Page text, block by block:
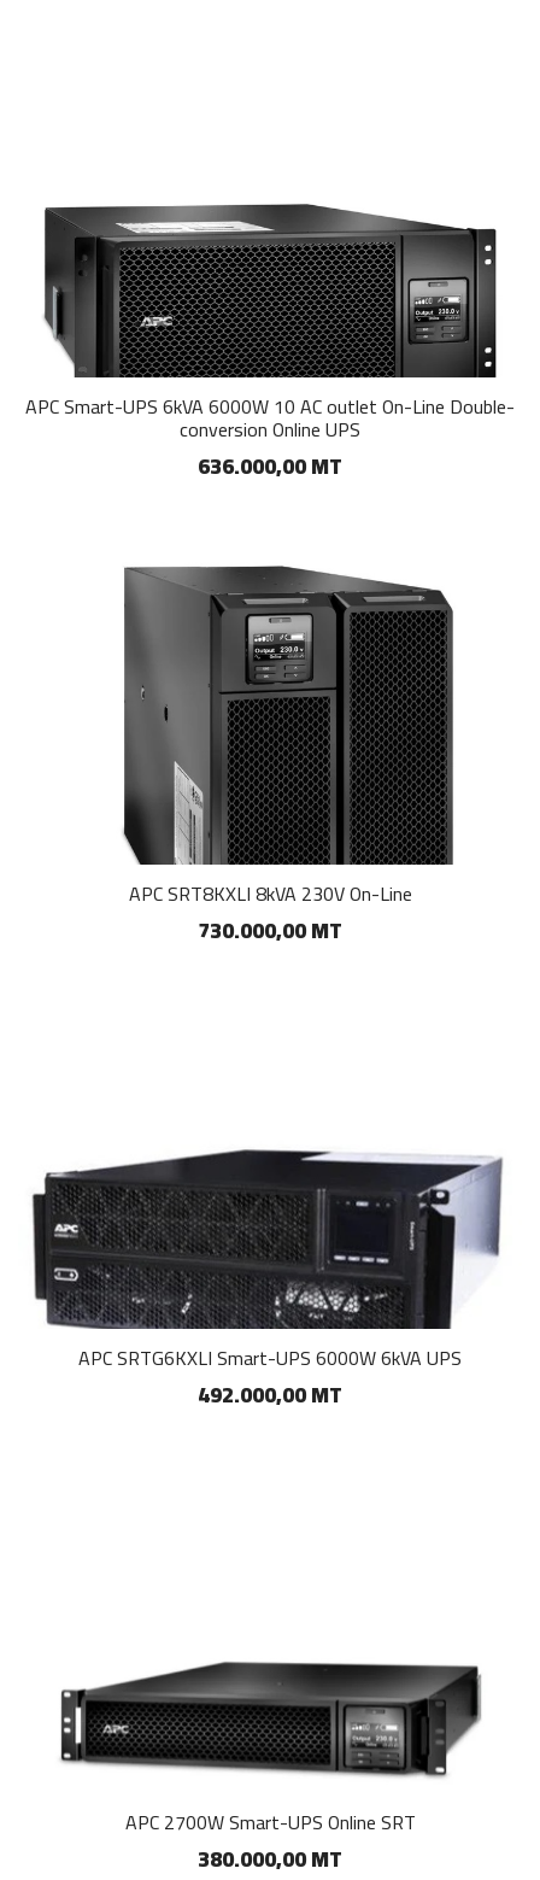
APC Smart-UPS 6kVA 6000W 10 AC outlet On-Line Double-
conversion Online UPS
636.000,00 MT
APC SRT8KXLI 8kVA 230V On-Line
730.000,00 MT
APC SRTG6KXLI Smart-UPS 6000W 6kVA UPS
492.000,00 MT
APC 2700W Smart-UPS Online SRT
380.000,00 MT